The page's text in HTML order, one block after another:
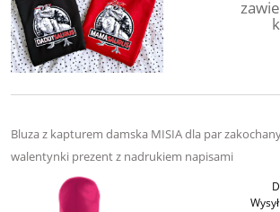
Bluza z kapturem damska MISIA dla par
walentynki prezent z nadrukiem napisami